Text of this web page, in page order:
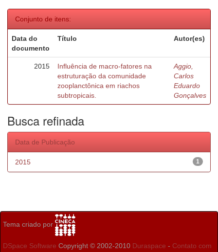
Conjunto de itens:
Data do
documento
Título Autor(es)
2015
Influência de macro-fatores na
estruturação da comunidade
zooplanctônica em riachos
subtropicais.
Aggio,
Carlos
Eduardo
Gonçalves
Busca refinada
Data de Publicação
1
2015
Tema criado por
DSpace Software Copyright © 2002-2010 Duraspace - Contato com